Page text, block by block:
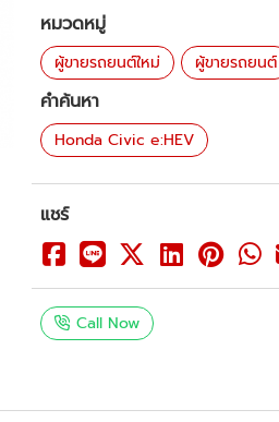
หมวดหมู่
ผู้ขายรถยนต์ใหม่ ผู้ขายรถยนต์
คำค้นหา
Honda Civic e:HEV
แชร์
Call Now